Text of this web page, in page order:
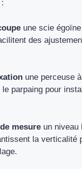
une scie
des
une perceuse
le parpaing pour
mesure un niveau
la verticalité